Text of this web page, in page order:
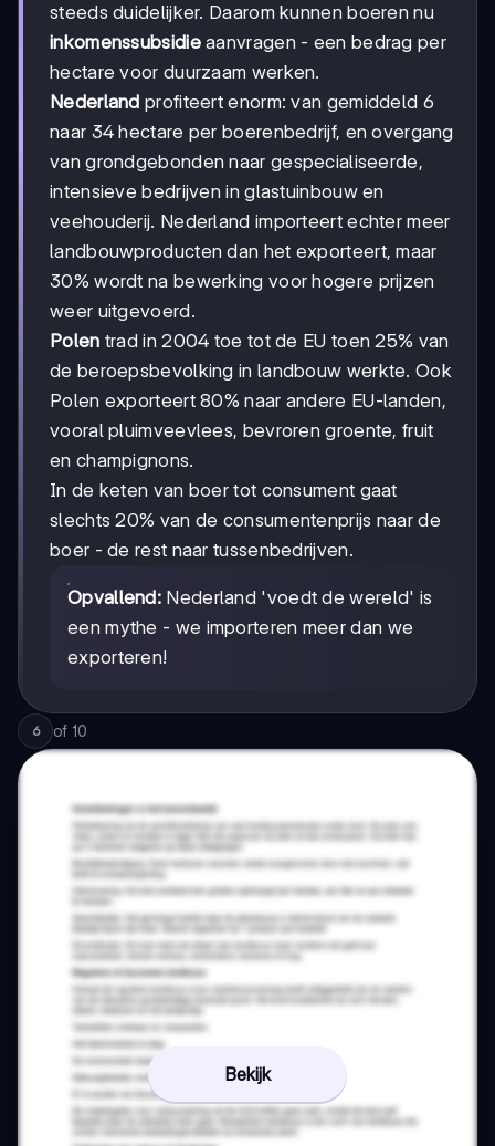
steeds duidelijker. Daarom kunnen boeren nu
inkomenssubsidieaanvragen - een bedrag per
hectare voor duurzaam werken.
Nederland profiteert enorm: van gemiddeld 6
naar 34 hectare per boerenbedrijf, en overgang
van grondgebonden naar gespecialiseerde,
intensieve bedrijven in glastuinbouw en
veehouderij. Nederland importeert echter meer
landbouwproducten dan het exporteert, maar
30% wordt na bewerking voor hogere prijzen
weer uitgevoerd.
Polen trad in 2004 toe tot de EU toen 25% van
de beroepsbevolking in landbouw werkte. Ook
Polen exporteert 80% naar andere EU-landen,
vooral pluimveevlees, bevroren groente, fruit
en champignons.
In de keten van boer tot consument gaat
slechts 20% van de consumentenprijs naar de
boer - de rest naar tussenbedrijven.
Opvallend: Nederland 'voedt de wereld' is
een mythe - we importeren meer dan we
exporteren!
6 of 10
Bekijk